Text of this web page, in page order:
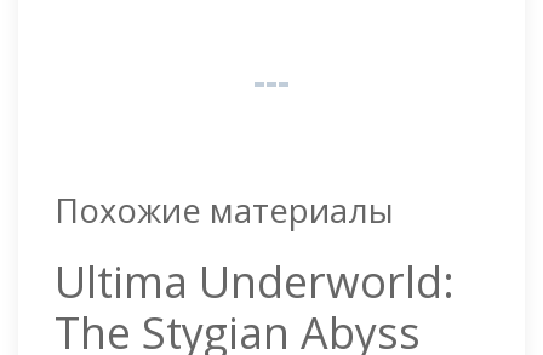
Похожие материалы
Ultima Underworld:
The Stygian Abyss